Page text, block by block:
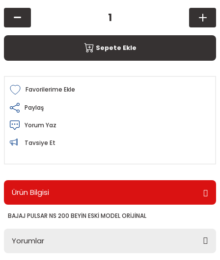
Sepete Ekle
Paylaş
Yorum Yaz
Tavsiye Et
Ürün Bilgisi
BAJAJ PULSAR NS 200 BEYİN ESKİ MODEL ORİJİNAL
Yorumlar